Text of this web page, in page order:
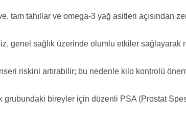
tam tahıllar ve omega-3 yağ asitleri açısından
genel sağlık üzerinde olumlu etkiler sağlayarak
riskini artırabilir; bu nedenle kilo kontrolü
grubundaki bireyler için düzenli PSA (Prostat